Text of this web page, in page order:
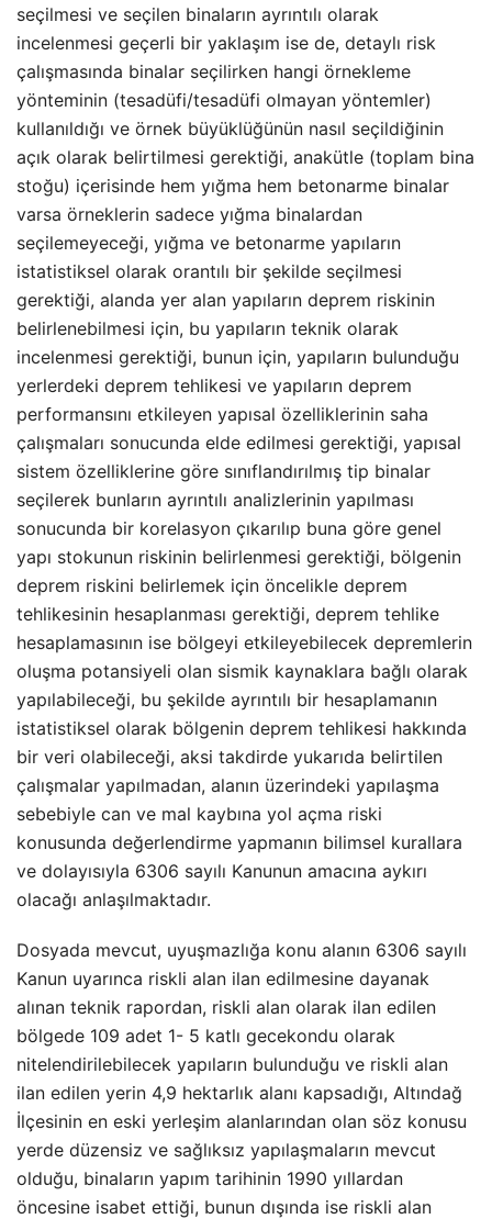
seçilmesi ve seçilen binaların ayrıntılı olarak
incelenmesi geçerli bir yaklaşım ise de, detaylı risk
çalışmasında binalar seçilirken hangi örnekleme
yönteminin (tesadüfi/tesadüfi olmayan yöntemler)
kullanıldığı ve örnek büyüklüğünün nasıl seçildiğinin
açık olarak belirtilmesi gerektiği, anakütle (toplam bina
stoğu) içerisinde hem yığma hem betonarme binalar
varsa örneklerin sadece yığma binalardan
seçilemeyeceği, yığma ve betonarme yapıların
istatistiksel olarak orantılı bir şekilde seçilmesi
gerektiği, alanda yer alan yapıların deprem riskinin
belirlenebilmesi için, bu yapıların teknik olarak
incelenmesi gerektiği, bunun için, yapıların bulunduğu
yerlerdeki deprem tehlikesi ve yapıların deprem
performansını etkileyen yapısal özelliklerinin saha
çalışmaları sonucunda elde edilmesi gerektiği, yapısal
sistem özelliklerine göre sınıflandırılmış tip binalar
seçilerek bunların ayrıntılı analizlerinin yapılması
sonucunda bir korelasyon çıkarılıp buna göre genel
yapı stokunun riskinin belirlenmesi gerektiği, bölgenin
deprem riskini belirlemek için öncelikle deprem
tehlikesinin hesaplanması gerektiği, deprem tehlike
hesaplamasının ise bölgeyi etkileyebilecek depremlerin
oluşma potansiyeli olan sismik kaynaklara bağlı olarak
yapılabileceği, bu şekilde ayrıntılı bir hesaplamanın
istatistiksel olarak bölgenin deprem tehlikesi hakkında
bir veri olabileceği, aksi takdirde yukarıda belirtilen
çalışmalar yapılmadan, alanın üzerindeki yapılaşma
sebebiyle can ve mal kaybına yol açma riski
konusunda değerlendirme yapmanın bilimsel kurallara
ve dolayısıyla 6306 sayılı Kanunun amacına aykırı
olacağı anlaşılmaktadır.
Dosyada mevcut, uyuşmazlığa konu alanın 6306 sayılı
Kanun uyarınca riskli alan ilan edilmesine dayanak
alınan teknik rapordan, riskli alan olarak ilan edilen
bölgede 109 adet 1- 5 katlı gecekondu olarak
nitelendirilebilecek yapıların bulunduğu ve riskli alan
ilan edilen yerin 4,9 hektarlık alanı kapsadığı, Altındağ
İlçesinin en eski yerleşim alanlarından olan söz konusu
yerde düzensiz ve sağlıksız yapılaşmaların mevcut
olduğu, binaların yapım tarihinin 1990 yıllardan
öncesine isabet ettiği, bunun dışında ise riskli alan